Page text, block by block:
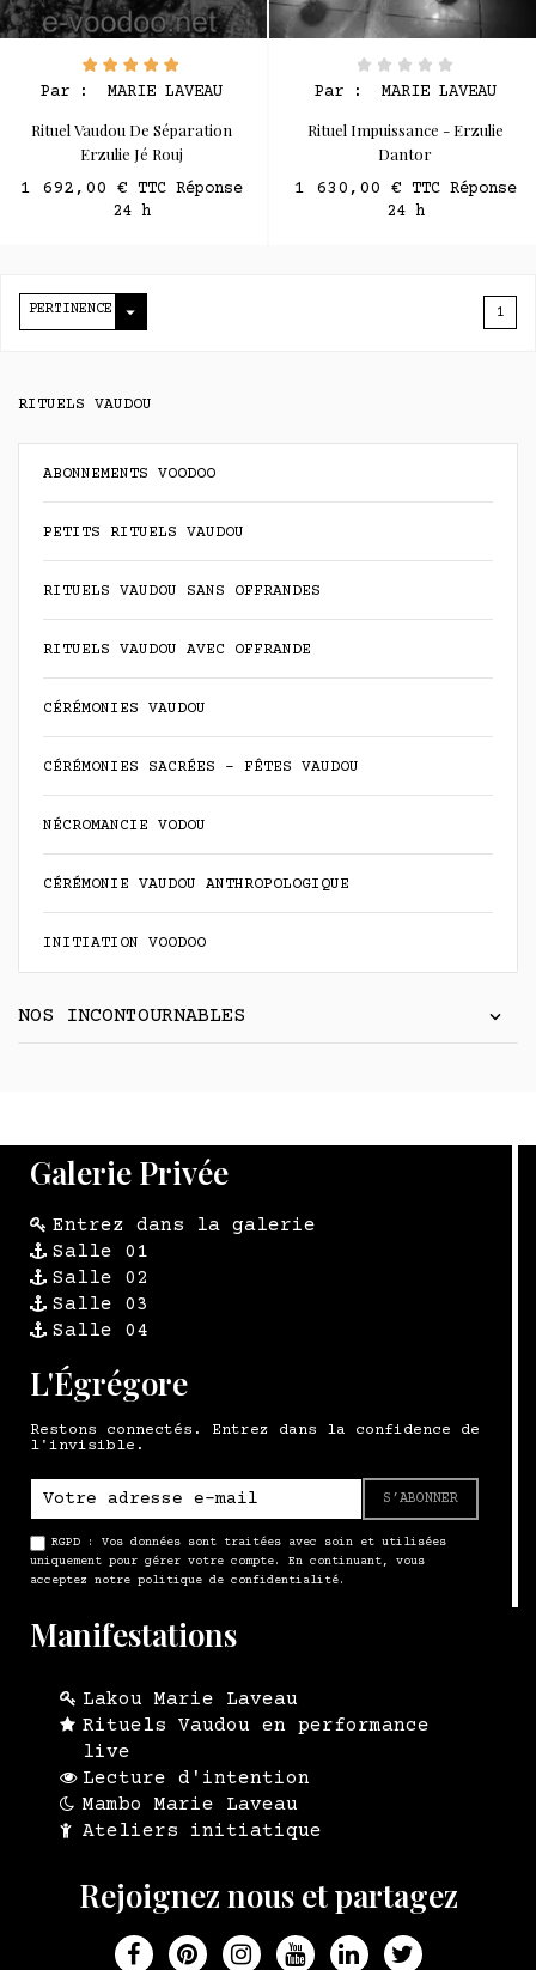
RITUELS VAUDOU
ABONNEMENTS VOODOO
PETITS RITUELS VAUDOU
RITUELS VAUDOU SANS OFFRANDES
RITUELS VAUDOU AVEC OFFRANDE
CÉRÉMONIES VAUDOU
CÉRÉMONIES SACRÉES - FÊTES VAUDOU
NÉCROMANCIE VODOU
CÉRÉMONIE VAUDOU ANTHROPOLOGIQUE
INITIATION VOODOO
NOS INCONTOURNABLES
Par : MARIE LAVEAU
Rituel Vaudou De Séparation
Erzulie Jé Rouj
1 692,00 € TTC Réponse
24 h
Par : MARIE LAVEAU
Rituel Impuissance - Erzulie
Dantor
1 630,00 € TTC Réponse
24 h
PERTINENCE  1
Galerie Privée
Entrez dans la galerie
Salle 01
Salle 02
Salle 03
Salle 04
L'Égrégore
Restons connectés. Entrez dans la confidence de
l'invisible.
S’ABONNER
RGPD : Vos données sont traitées avec soin et utilisées
uniquement pour gérer votre compte. En continuant, vous
acceptez notre politique de confidentialité.
Manifestations
Lakou Marie Laveau
Rituels Vaudou en performance
live
Lecture d'intention
Mambo Marie Laveau
Ateliers initiatique
Rejoignez nous et partagez